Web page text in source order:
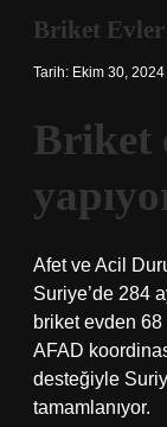
Briket Evler
Tarih: Ekim 30, 2024
Briket
Afet ve Acil
Suriye’de 284
briket evden 68
AFAD
desteğiyle
tamamlanıyor.